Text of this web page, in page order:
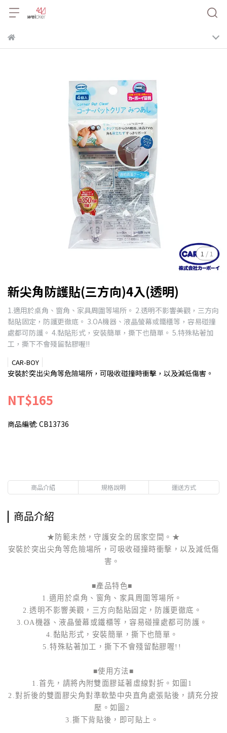
1 / 1
新尖角防護貼(三方向)4入(透明)
1.適用於桌角、窗角、家具周圍等場所。 2.透明不影響美觀，三方向
黏貼固定，防護更徹底。 3.OA機器、液晶螢幕或鐵櫃等，容易碰撞
處都可防護。 4.黏貼形式，安裝簡單，撕下也簡單。 5.特殊粘著加
工，撕下不會殘留黏膠喔!!
CAR-BOY
安裝於突出尖角等危險場所，可吸收碰撞時衝擊，以及減低傷害。
NT$165
商品編號: CB13736
商品介紹 規格說明 運送方式
商品介紹
★防範未然，守護安全的居家空間。★
安裝於突出尖角等危險場所，可吸收碰撞時衝擊，以及減低傷
害。
■產品特色■
1.適用於桌角、窗角、家具周圍等場所。
2.透明不影響美觀，三方向黏貼固定，防護更徹底。
3.OA機器、液晶螢幕或鐵櫃等，容易碰撞處都可防護。
4.黏貼形式，安裝簡單，撕下也簡單。
5.特殊粘著加工，撕下不會殘留黏膠喔!!
■使用方法■
1.首先，請將內附雙面膠延著虛線對折。如圖1
2.對折後的雙面膠尖角對準軟墊中央直角處張貼後，請充分按
壓。如圖2
3.撕下背貼後，即可貼上。